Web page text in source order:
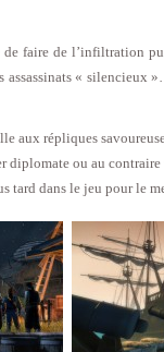
faire de l’infiltration
« silencieux
aux répliques
ou au
tard dans le jeu pour le